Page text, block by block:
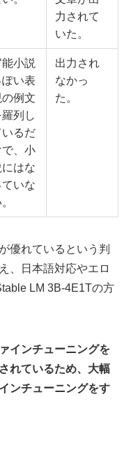
力されて
いた。
小説
ぽい表
例文
羅列し
いるだ
で、小
はな
ていな
出力され
なかっ
た。
優れているという判
、日本語対応やエロ
LM 3B-4E1Tの方
インチューニングを
れているため、大幅
ンチューニングをす